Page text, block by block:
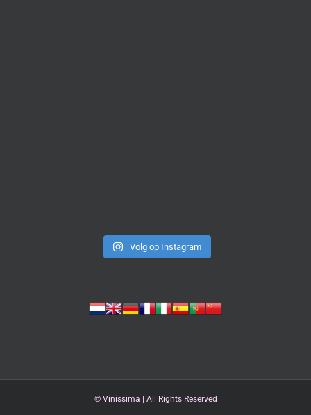
Volg op Instagram
© Vinissima | All Rights Reserved